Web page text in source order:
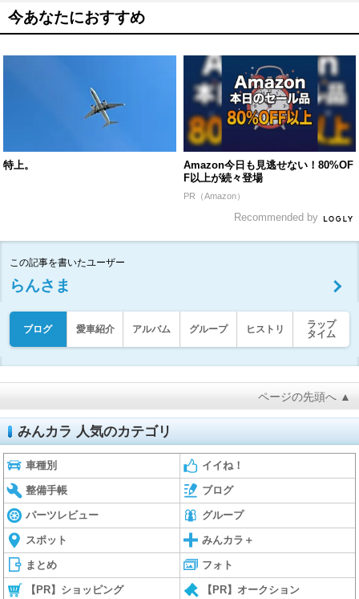
今あなたにおすすめ
特上。
Amazon今日も見逃せない！80%OF
F以上が続々登場
PR（Amazon）
Recommended by
この記事を書いたユーザー
らんさま
ブログ 愛車紹介 アルバム グループ ヒストリ
ラップ
タイム
ページの先頭へ ▲
みんカラ 人気のカテゴリ
車種別 イイね！
整備手帳 ブログ
パーツレビュー グループ
スポット みんカラ＋
まとめ フォト
【PR】ショッピング 【PR】オークション